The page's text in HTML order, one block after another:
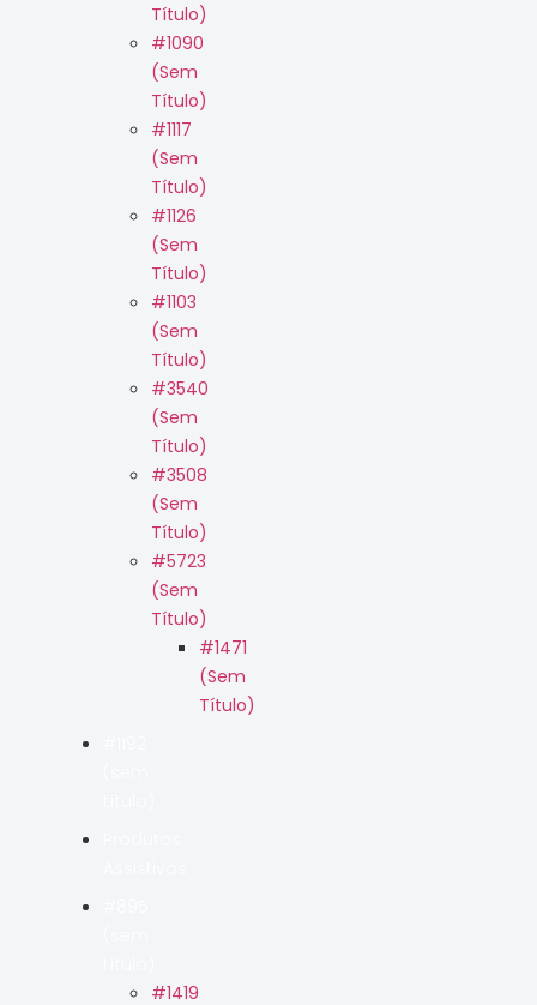
Título)
#1090
(sem
Título)
#1117
(sem
Título)
#1126
(sem
Título)
#1103
(sem
Título)
#3540
(sem
Título)
#3508
(sem
Título)
#5723
(sem
Título)
#1471
(sem
Título)
#1419